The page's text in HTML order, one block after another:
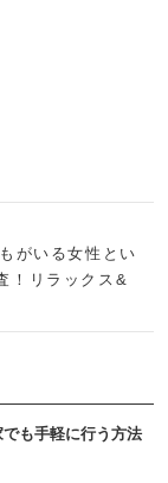
がいる女性とい
！リラックス&
も手軽に行う方法